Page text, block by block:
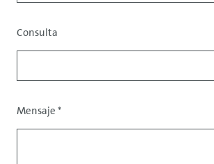
Datos
Consulta
Mensaje *